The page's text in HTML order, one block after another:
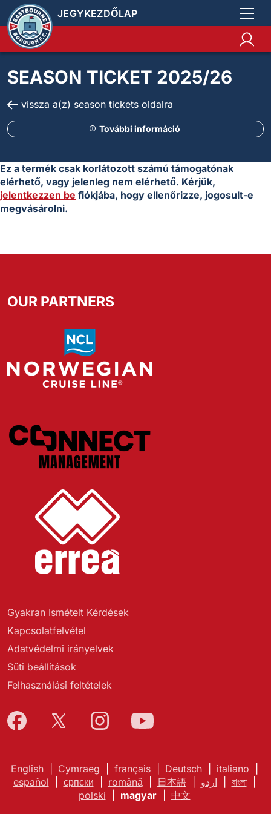
JEGYKEZDŐLAP
SEASON TICKET 2025/26
vissza a(z) season tickets oldalra
További információ
Ez a termék csak korlátozott számú támogatónak
elérhető, vagy jelenleg nem elérhető. Kérjük,
jelentkezzen be fiókjába, hogy ellenőrizze, jogosult-e
megvásárolni.
Gyakran Ismételt Kérdések
Kapcsolatfelvétel
Adatvédelmi irányelvek
Süti beállítások
Felhasználási feltételek
OUR PARTNERS
English| Cymraeg français| Deutsch| italiano
español
српски română| 日本語| اردو বাংলা|
polski
magyar| 中文